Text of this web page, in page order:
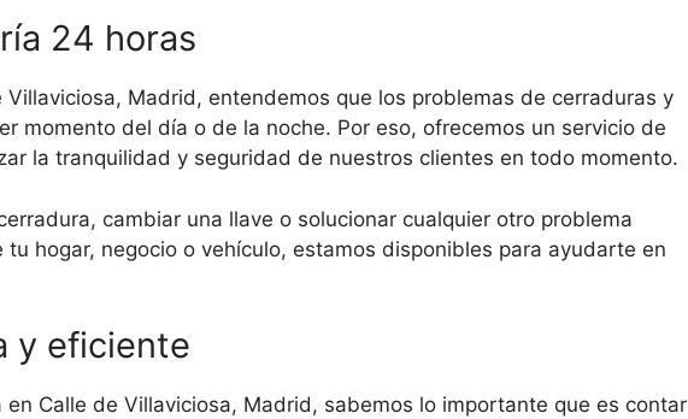
24 horas
Villaviciosa, Madrid, entendemos que los problemas de cerraduras y
momento del día o de la noche. Por eso, ofrecemos un servicio de
la tranquilidad y seguridad de nuestros clientes en todo momento.
cambiar una llave o solucionar cualquier otro problema
hogar, negocio o vehículo, estamos disponibles para ayudarte en
y eficiente
en Calle de Villaviciosa, Madrid, sabemos lo importante que es contar